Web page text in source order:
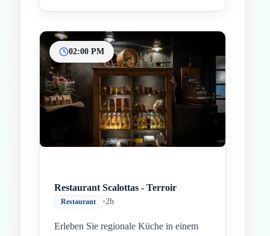
02:00 PM
Restaurant Scalottas - Terroir
Restaurant •2h
Erleben Sie regionale Küche in einem